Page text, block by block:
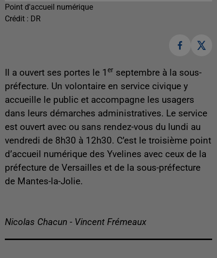
Point d'accueil numérique
Crédit : DR
Il a ouvert ses portes le 1 er septembre à la sous-
préfecture. Un volontaire en service civique y
accueille le public et accompagne les usagers
dans leurs démarches administratives. Le service
est ouvert avec ou sans rendez-vous du lundi au
vendredi de 8h30 à 12h30. C’est le troisième point
d’accueil numérique des Yvelines avec ceux de la
préfecture de Versailles et de la sous-préfecture
de Mantes-la-Jolie.
Nicolas Chacun - Vincent Frémeaux